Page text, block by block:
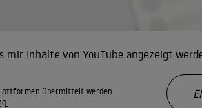
mir Inhalte von YouTube angezeigt
übermittelt werden.